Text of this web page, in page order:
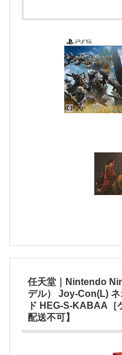
任天堂｜Nintendo
デル） Joy-Con(L) ネ
ド HEG-S-KABAA［
配送不可】